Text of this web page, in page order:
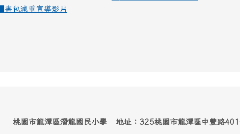
書包減重宣導影片
桃園市龍潭區潛龍國民小學 地址：325桃園市龍潭區中豐路